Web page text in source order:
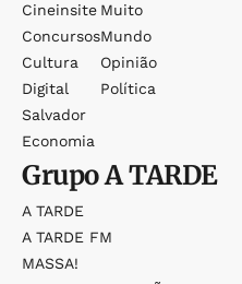
Cineinsite
Concursos
Cultura
Digital
Salvador
Economia
Muito
Mundo
Opinião
Política
GrupoA TARDE
A TARDE
A TARDE FM
MASSA!